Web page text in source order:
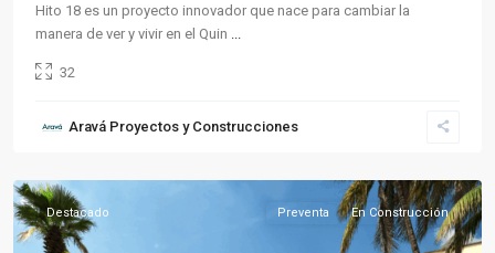
Hito 18 es un proyecto innovador que nace para cambiar la
manera de ver y vivir en el Quin
32
Aravá Proyectos y Construcciones
Sur,
Destacado Preventa En Construcción